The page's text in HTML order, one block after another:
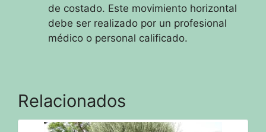
de costado. Este movimiento horizontal
debe ser realizado por un profesional
médico o personal calificado.
Relacionados